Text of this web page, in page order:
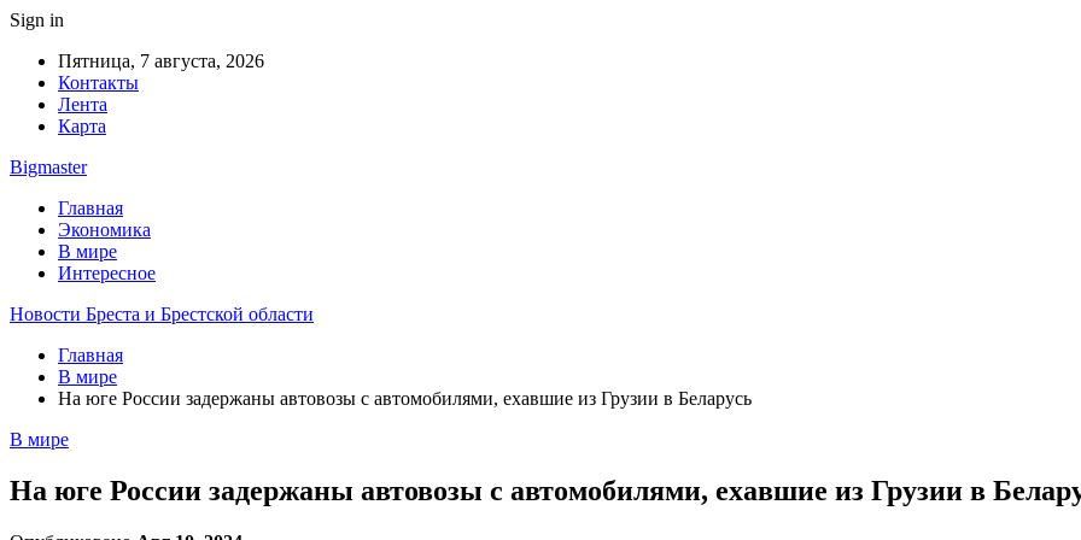
Sign in
Пятница, 7 августа, 2026
Контакты
Лента
Карта
Bigmaster
Главная
Экономика
В мире
Интересное
Новости Бреста и Брестской области
Главная
В мире
На юге России задержаны автовозы с автомобилями, ехавшие из Грузии в Беларусь
В мире
На юге России задержаны автовозы с автомобилями, ехавшие из Грузии в